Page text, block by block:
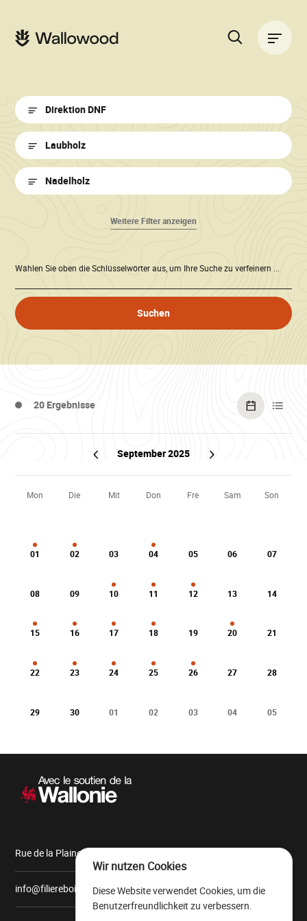
springen
springen
Kalender
•
Wallowood
Direktion DNF
Laubholz
Nadelholz
Weitere Filter anzeigen
Wählen Sie oben die Schlüsselwörter aus, um Ihre Suche zu verfeinern ...
Suchen
20 Ergebnisse
August
September 2025
Oktober
Siehe
den
01
Mon
02
Die
03
Mit
04
Don
05
Fre
06
Sam
07
Son
08 09 10 11 12 13 14
15 16 17 18 19 20 21
22 23 24 25 26 27 28
29 30 01 02 03 04 05
Sekundärnavigation
Rue de la Plaine, 9 6900 Marche-en-Famenne
info@filiereboiswallonie.be
Wir nutzen Cookies
Diese Website verwendet Cookies, um die
Benutzerfreundlichkeit zu verbessern.